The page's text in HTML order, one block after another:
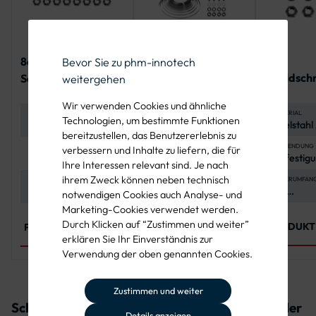
Bevor Sie zu phm-innotech
weitergehen
Wir verwenden Cookies und ähnliche
Technologien, um bestimmte Funktionen
bereitzustellen, das Benutzererlebnis zu
verbessern und Inhalte zu liefern, die für
Ihre Interessen relevant sind. Je nach
ihrem Zweck können neben technisch
notwendigen Cookies auch Analyse- und
Marketing-Cookies verwendet werden.
Durch Klicken auf “Zustimmen und weiter”
erklären Sie Ihr Einverständnis zur
Verwendung der oben genannten Cookies.
Zustimmen und weiter
8er-
Schildschraubenset
Verkehrszeichen
Edelstahl A2-70
(Schrauben und
Muttern) und
Polyethylen
(Unterlegscheiben)
Befestigung von zwei
Flachform-
Verkehrszeichen
LIEFERUMFANG
Sechskantschrauben,
8 x Polyethylen-
Unterlegscheiben, 8
x Edelstahl-
Unterlegscheiben, 8
x Sechskantmuttern
PRODUKT ANSEHEN
Befestigungsset
en
2x Bandschelle mit
Lochabstand 70
mm, Stahl
(feuerverzinkt)
BANDBEFESTIGUNG
2x Spannschloss für
19 mm Band (3/4"), 2
x 1 Meter Stahlband
SCHRAUBEN
4 x
Sechskantschrauben
M6x16, A2-70, ISO
4017
PRODUKT ANSEHEN
eines
MATERIAL
Muttern)
ANWENDUNG
Schellen für Verkehrszeichen 2002 Betreten der